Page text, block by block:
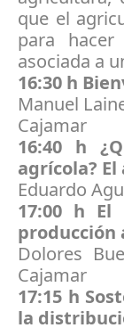
que el
para
asociada a
16:30 h
Manuel
Cajamar
16:40 h
agrícola?
Eduardo
17:00 h
producción
Dolores
Cajamar
17:15 h
la